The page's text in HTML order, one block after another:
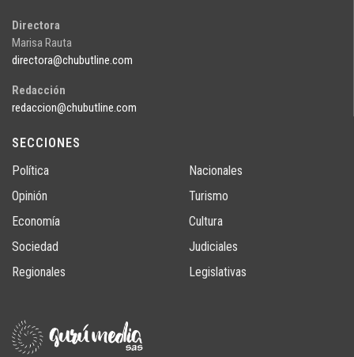
Directora
Marisa Rauta
directora@chubutline.com
Redacción
redaccion@chubutline.com
SECCIONES
Política
Opinión
Economía
Sociedad
Regionales
Nacionales
Turismo
Cultura
Judiciales
Legislativas